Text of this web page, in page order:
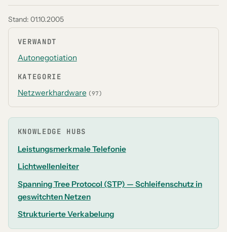
Stand: 01.10.2005
VERWANDT
Autonegotiation
KATEGORIE
Netzwerkhardware (97)
KNOWLEDGE HUBS
Leistungsmerkmale Telefonie
Lichtwellenleiter
Spanning Tree Protocol (STP) — Schleifenschutz in
geswitchten Netzen
Strukturierte Verkabelung